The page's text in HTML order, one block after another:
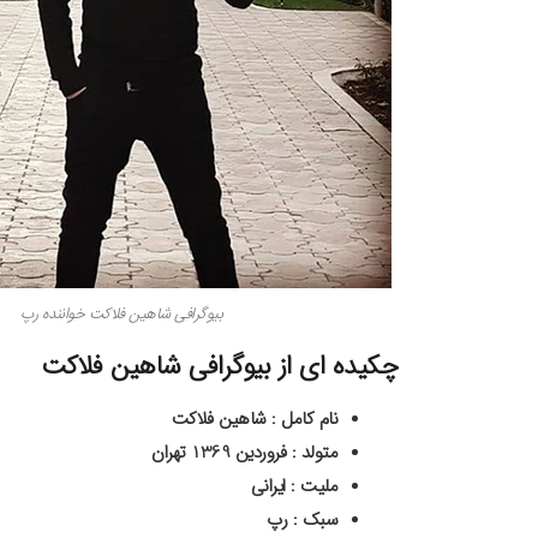
بیوگرافی شاهین فلاکت خواننده رپ
چکیده ای از بیوگرافی شاهین فلاکت
نام کامل : شاهین فلاکت
متولد : فروردین 1369 تهران
ملیت : ایرانی
سبک : رپ